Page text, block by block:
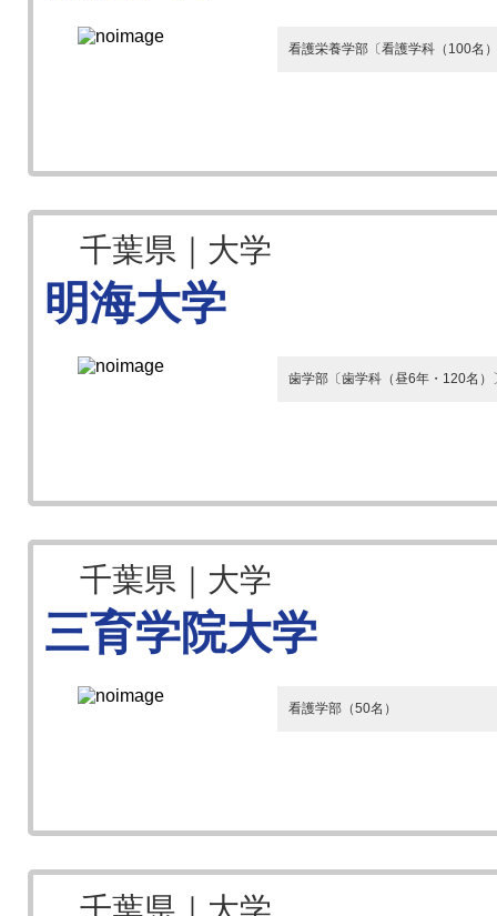
看護栄養学部〔看護学科（100名
千葉県｜大学
明海大学
歯学部〔歯学科（昼6年・120名
千葉県｜大学
三育学院大学
看護学部（50名）